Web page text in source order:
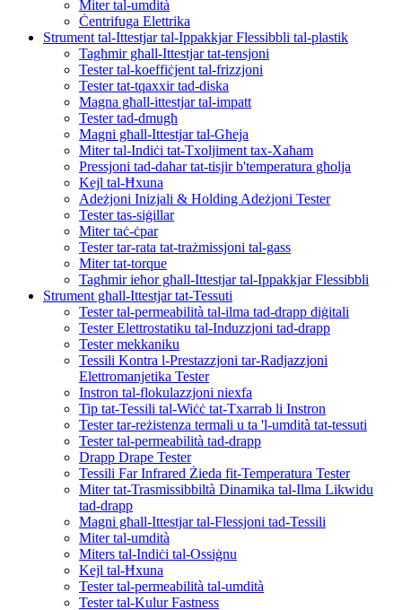
Miter tal-umdità
Ċentrifuga Elettrika
Strument tal-Ittestjar tal-Ippakkjar Flessibbli tal-plastik
Tagħmir għall-Ittestjar tat-tensjoni
Tester tal-koeffiċjent tal-frizzjoni
Tester tat-tqaxxir tad-diska
Magna għall-ittestjar tal-impatt
Tester tad-dmugħ
Magni għall-Ittestjar tal-Għeja
Miter tal-Indiċi tat-Txoljiment tax-Xaħam
Pressjoni tad-dahar tat-tisjir b'temperatura għolja
Kejl tal-Ħxuna
Adeżjoni Inizjali & Holding Adeżjoni Tester
Tester tas-siġillar
Miter taċ-ċpar
Tester tar-rata tat-trażmissjoni tal-gass
Miter tat-torque
Tagħmir ieħor għall-Ittestjar tal-Ippakkjar Flessibbli
Strument għall-Ittestjar tat-Tessuti
Tester tal-permeabilità tal-ilma tad-drapp diġitali
Tester Elettrostatiku tal-Induzzjoni tad-drapp
Tester mekkaniku
Tessili Kontra l-Prestazzjoni tar-Radjazzjoni
Elettromanjetika Tester
Instron tal-flokulazzjoni niexfa
Tip tat-Tessili tal-Wiċċ tat-Txarrab li Instron
Tester tar-reżistenza termali u ta 'l-umdità tat-tessuti
Tester tal-permeabilità tad-drapp
Drapp Drape Tester
Tessili Far Infrared Żieda fit-Temperatura Tester
Miter tat-Trasmissibbiltà Dinamika tal-Ilma Likwidu
tad-drapp
Magni għall-Ittestjar tal-Flessjoni tad-Tessili
Miter tal-umdità
Miters tal-Indiċi tal-Ossiġnu
Kejl tal-Ħxuna
Tester tal-permeabilità tal-umdità
Tester tal-Kulur Fastness